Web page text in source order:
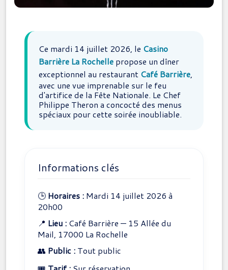
Ce mardi 14 juillet 2026, le Casino
Barrière La Rochelle propose un dîner
exceptionnel au restaurant Café Barrière,
avec une vue imprenable sur le feu
d'artifice de la Fête Nationale. Le Chef
Philippe Theron a concocté des menus
spéciaux pour cette soirée inoubliable.
Informations clés
🕒 Horaires : Mardi 14 juillet 2026 à
20h00
📍 Lieu : Café Barrière — 15 Allée du
Mail, 17000 La Rochelle
👥 Public : Tout public